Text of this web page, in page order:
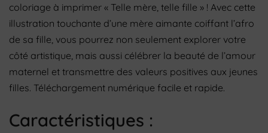
coloriage à imprimer « Telle mère, telle fille » ! Avec cette
illustration touchante d’une mère aimante coiffant l’afro
de sa fille, vous pourrez non seulement explorer votre
côté artistique, mais aussi célébrer la beauté de l’amour
maternel et transmettre des valeurs positives aux jeunes
filles. Téléchargement numérique facile et rapide.
Caractéristiques :